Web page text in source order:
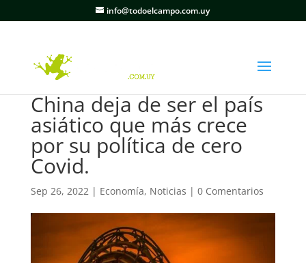
info@todoelcampo.com.uy
China deja de ser el país
asiático que más crece
por su política de cero
Covid.
Sep 26, 2022| Economía, Noticias | 0 Comentarios